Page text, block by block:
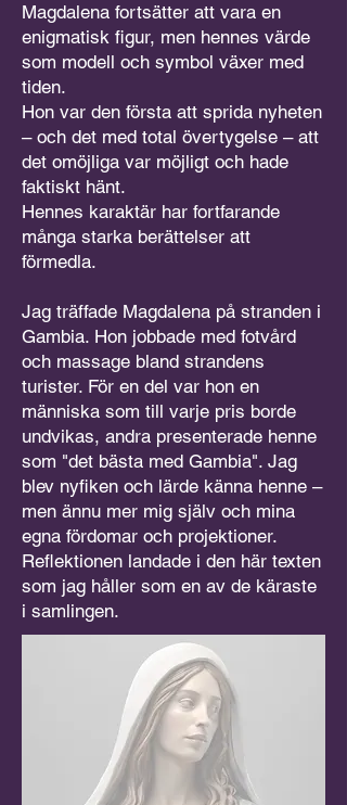
Magdalena fortsätter att vara en
enigmatisk figur, men hennes värde
som modell och symbol växer med
tiden.
Hon var den första att sprida nyheten
– och det med total övertygelse – att
det omöjliga var möjligt och hade
faktiskt hänt.
Hennes karaktär har fortfarande
många starka berättelser att
förmedla.
Jag träffade Magdalena på stranden i
Gambia. Hon jobbade med fotvård
och massage bland strandens
turister. För en del var hon en
människa som till varje pris borde
undvikas, andra presenterade henne
som "det bästa med Gambia". Jag
blev nyfiken och lärde känna henne –
men ännu mer mig själv och mina
egna fördomar och projektioner.
Reflektionen landade i den här texten
som jag håller som en av de käraste
i samlingen.